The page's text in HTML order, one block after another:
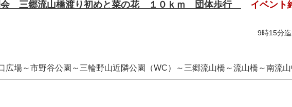
会 三郷流山橋渡り初めと菜の花 １０ｋｍ 団体歩行 イベント
9時～12時30分 9時15分迄集
広場～市野谷公園～三輪野山近隣公園（WC）～三郷流山橋～流山橋～南流山